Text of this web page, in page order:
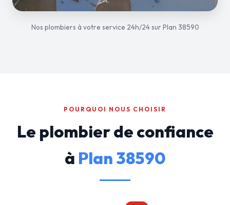
Nos plombiers à votre service 24h/24 sur Plan 38590
POURQUOI NOUS CHOISIR
Le plombier de confiance
à Plan 38590